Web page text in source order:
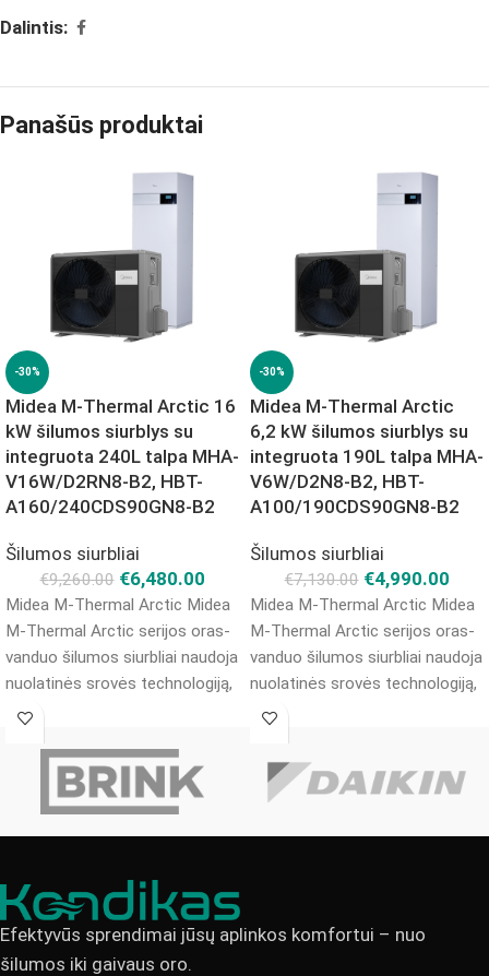
Dalintis:
Panašūs produktai
-30%
Midea M-Thermal Arctic 16
kW šilumos siurblys su
integruota 240L talpa MHA-
V16W/D2RN8-B2, HBT-
A160/240CDS90GN8-B2
Šilumos siurbliai
€9,260.00 €6,480.00
Midea M-Thermal Arctic Midea
M-Thermal Arctic serijos oras-
vanduo šilumos siurbliai naudoja
nuolatinės srovės technologiją,
kuri leidžia optimaliau ir tiksliau
-30%
Midea M-Thermal Arctic
6,2 kW šilumos siurblys su
integruota 190L talpa MHA-
V6W/D2N8-B2, HBT-
A100/190CDS90GN8-B2
Šilumos siurbliai
€7,130.00 €4,990.00
Midea M-Thermal Arctic Midea
M-Thermal Arctic serijos oras-
vanduo šilumos siurbliai naudoja
nuolatinės srovės technologiją,
kuri leidžia optimaliau ir tiksliau
Efektyvūs sprendimai jūsų aplinkos komfortui – nuo
šilumos iki gaivaus oro.